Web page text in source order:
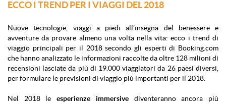
ECCO I TREND PER I VIAGGI DEL 2018
Nuove tecnologie, viaggi a piedi all’insegna del benessere e
avventure da provare almeno una volta nella vita: ecco i trend di
viaggio principali per il 2018 secondo gli esperti di Booking.com
che hanno analizzato le informazioni raccolte da oltre 128 milioni di
recensioni lasciate da più di 19.000 viaggiatori da 26 paesi diversi,
per formulare le previsioni di viaggio più importanti per il 2018.
Nel 2018 leesperienze immersivediventeranno ancora più